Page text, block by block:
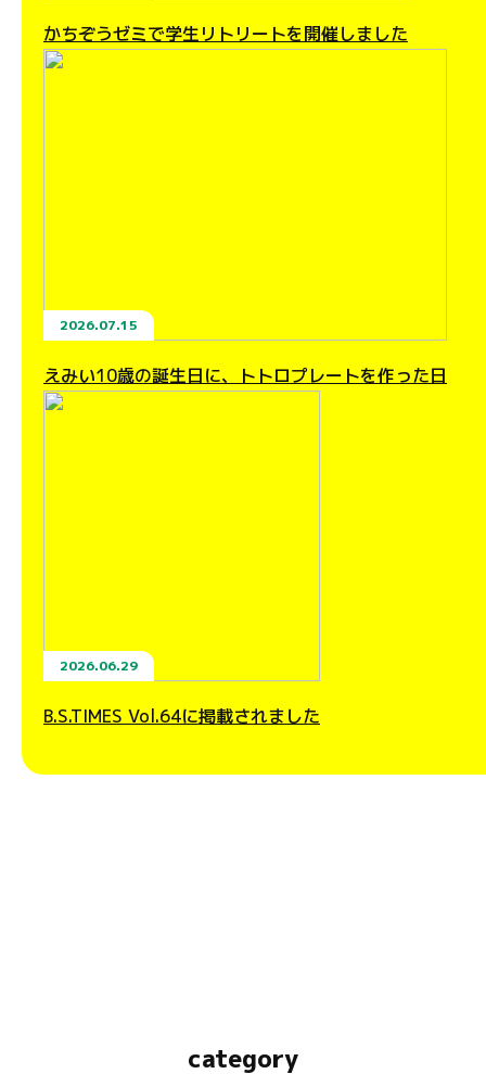
かちぞうゼミで学生リトリートを開催しました
2026.07.15
えみい10歳の誕生日に、トトロプレートを作った日
2026.06.29
B.S.TIMES Vol.64に掲載されました
category